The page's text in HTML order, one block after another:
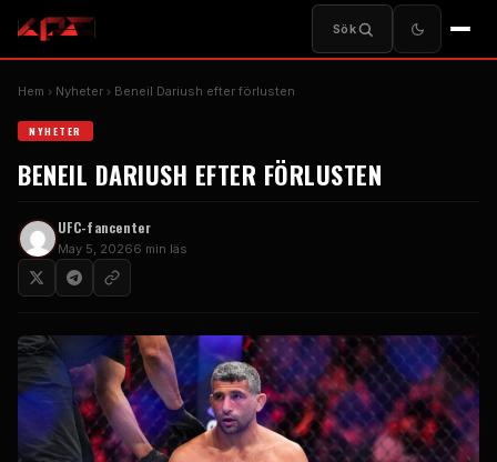
Sök
Hem Nyheter Beneil Dariush efter förlusten
NYHETER
BENEIL DARIUSH EFTER FÖRLUSTEN
UFC-fancenter
May 5, 20266 min läs